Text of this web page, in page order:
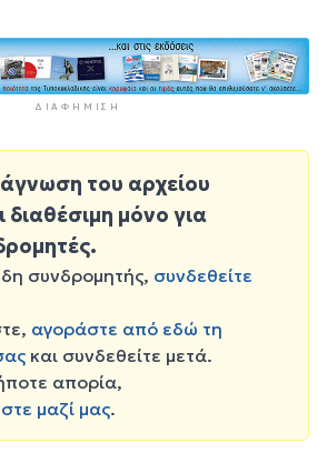
ΔΙΑΦΉΜΙΣΗ
του αρχείου
διαθέσιμη μόνο για
συνδρομητής, συνδεθείτε
αγοράστε από εδώ τη
και συνδεθείτε μετά.
απορία,
μαζί μας.